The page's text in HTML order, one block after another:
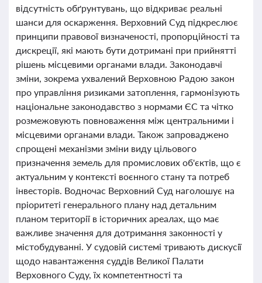
відсутність обґрунтувань, що відкриває реальні
шанси для оскарження. Верховний Суд підкреслює
принципи правової визначеності, пропорційності та
дискреції, які мають бути дотримані при прийнятті
рішень місцевими органами влади. Законодавчі
зміни, зокрема ухвалений Верховною Радою закон
про управління ризиками затоплення, гармонізують
національне законодавство з нормами ЄС та чітко
розмежовують повноваження між центральними і
місцевими органами влади. Також запроваджено
спрощені механізми зміни виду цільового
призначення земель для промислових об'єктів, що є
актуальним у контексті воєнного стану та потреб
інвесторів. Водночас Верховний Суд наголошує на
пріоритеті генерального плану над детальним
планом території в історичних ареалах, що має
важливе значення для дотримання законності у
містобудуванні. У судовій системі тривають дискусії
щодо навантаження суддів Великої Палати
Верховного Суду, їх компетентності та